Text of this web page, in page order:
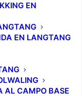
EN
EN LANGTANG
AL CAMPO BASE